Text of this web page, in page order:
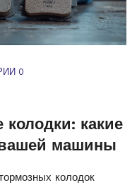
0
какие
машины
колодок